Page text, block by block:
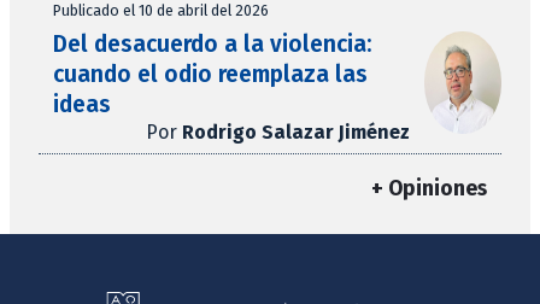
Publicado el 10 de abril del 2026
Del desacuerdo a la violencia:
cuando el odio reemplaza las
ideas
Por Rodrigo Salazar Jiménez
+ Opiniones